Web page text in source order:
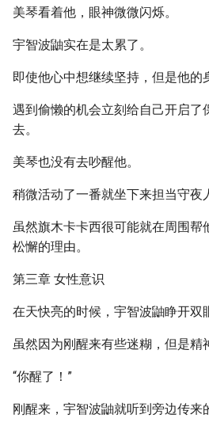
美琴看着他，眼神微微闪烁。
宇智波鼬实在是太累了。
即使他心中想继续坚持，但是他的
遇到偷懒的机会立刻给自己开启了
去。
美琴也没有去吵醒他。
稍微活动了一番就坐下来担当守夜
虽然旗木卡卡西很可能就在周围帮
松懈的理由。
第三章 女性意识
在天快亮的时候，宇智波鼬睁开双
虽然因为刚醒来有些迷糊，但是精
“你醒了！”
刚醒来，宇智波鼬就听到旁边传来